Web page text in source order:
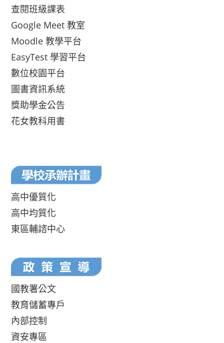
查閱班級課表
Google Meet 教室
Moodle 教學平台
EasyTest 學習平台
數位校園平台
圖書資訊系統
獎助學金公告
花女教科用書
高中優質化
高中均質化
東區輔諮中心
國教署公文
教育儲蓄專戶
內部控制
資安專區